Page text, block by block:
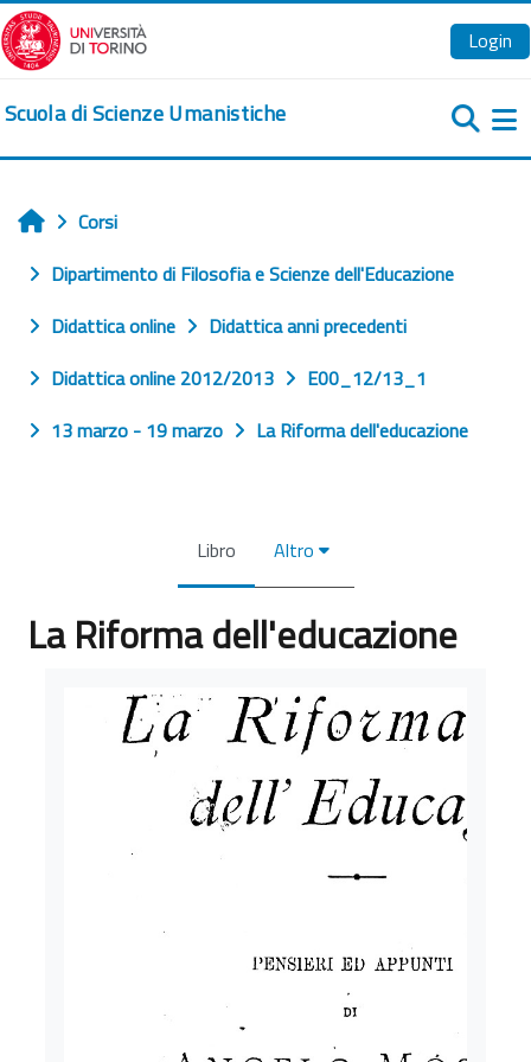
Vai al contenuto principale
Login
Scuola di Scienze Umanistiche
Home
Corsi
Dipartimento di Filosofia e Scienze dell'Educazione
Didattica online
Didattica anni precedenti
Didattica online 2012/2013
E00_12/13_1
13 marzo - 19 marzo
La Riforma dell'educazione
Libro Altro
La Riforma dell'educazione